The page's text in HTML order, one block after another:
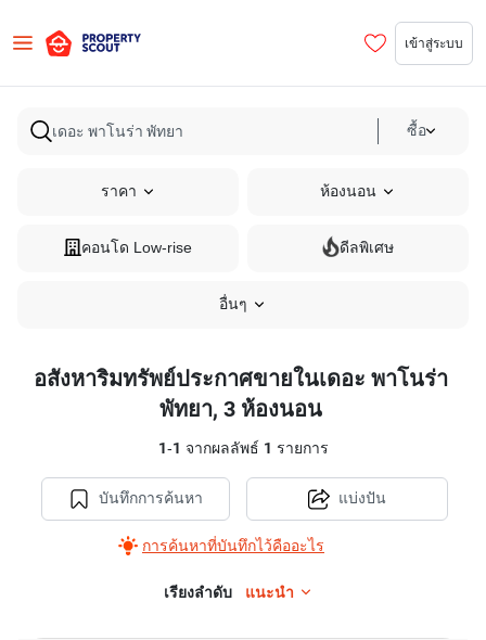
เข้าสู่ระบบ
ซื้อ
ราคา ห้องนอน
คอนโด Low-rise ดีลพิเศษ
อื่นๆ
อสังหาริมทรัพย์ประกาศขายในเดอะ พาโนร่า
พัทยา, 3 ห้องนอน
1-1 จากผลลัพธ์ 1 รายการ
บันทึกการค้นหา
การค้นหาที่บันทึกไว้คืออะไร
แบ่งปัน
เรียงลำดับ แนะนำ